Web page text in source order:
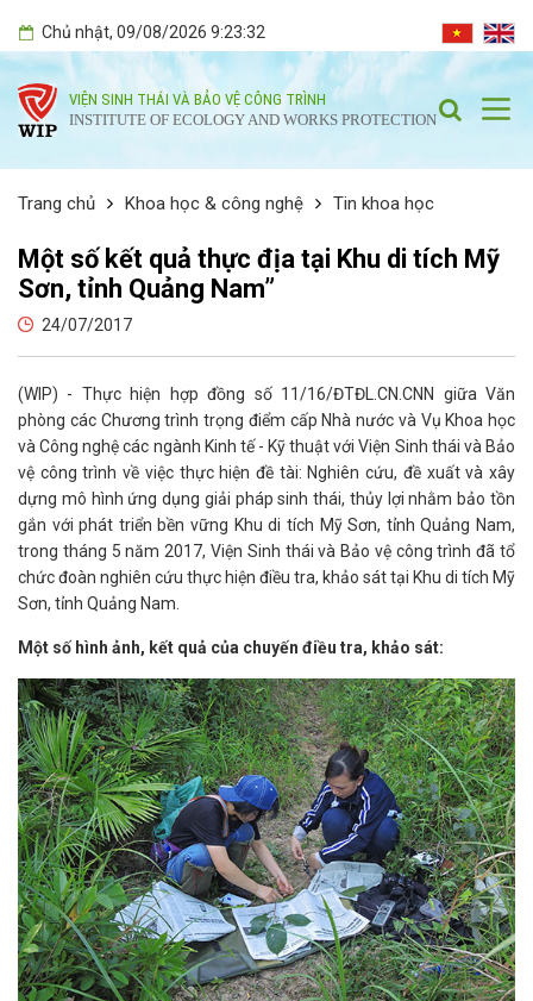
Chủ nhật, 09/08/2026 9:23:33
VIỆN SINH THÁI VÀ BẢO VỆ CÔNG TRÌNH
INSTITUTE OF ECOLOGY AND WORKS PROTECTION
Trang chủ Khoa học & công nghệ Tin khoa học
Một số kết quả thực địa tại Khu di tích Mỹ
Sơn, tỉnh Quảng Nam”
24/07/2017
(WIP) - Thực hiện hợp đồng số 11/16/ĐTĐL.CN.CNN giữa Văn
phòng các Chương trình trọng điểm cấp Nhà nước và Vụ Khoa học
và Công nghệ các ngành Kinh tế - Kỹ thuật với Viện Sinh thái và Bảo
vệ công trình về việc thực hiện đề tài: Nghiên cứu, đề xuất và xây
dựng mô hình ứng dụng giải pháp sinh thái, thủy lợi nhằm bảo tồn
gắn với phát triển bền vững Khu di tích Mỹ Sơn, tỉnh Quảng Nam,
trong tháng 5 năm 2017, Viện Sinh thái và Bảo vệ công trình đã tổ
chức đoàn nghiên cứu thực hiện điều tra, khảo sát tại Khu di tích Mỹ
Sơn, tỉnh Quảng Nam.
Một số hình ảnh, kết quả của chuyến điều tra, khảo sát: